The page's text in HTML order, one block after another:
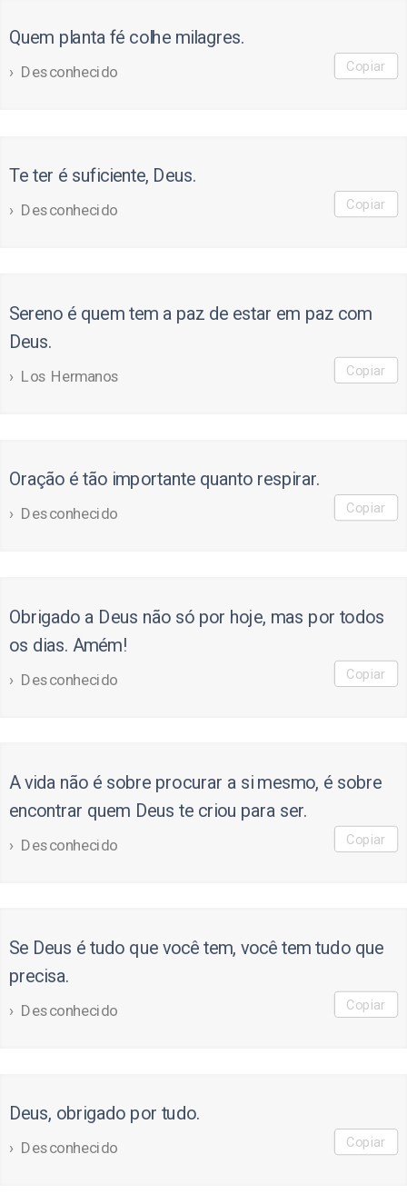
Quem planta fé colhe milagres.
Desconhecido Copiar
Te ter é suficiente, Deus.
Desconhecido Copiar
Sereno é quem tem a paz de estar em paz com
Deus.
Los Hermanos Copiar
Oração é tão importante quanto respirar.
Desconhecido Copiar
Obrigado a Deus não só por hoje, mas por todos
os dias. Amém!
Desconhecido Copiar
A vida não é sobre procurar a si mesmo, é sobre
encontrar quem Deus te criou para ser.
Desconhecido Copiar
Se Deus é tudo que você tem, você tem tudo que
precisa.
Desconhecido Copiar
Deus, obrigado por tudo.
Desconhecido Copiar